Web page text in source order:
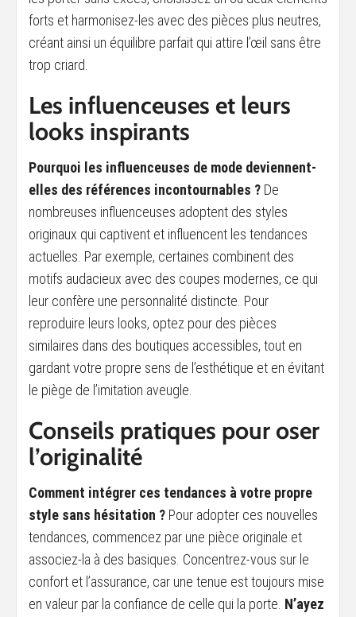
forts et harmonisez-les avec des pièces plus neutres,
créant ainsi un équilibre parfait qui attire l’œil sans être
trop criard.
Les influenceuses et leurs
looks inspirants
Pourquoi les influenceuses de mode deviennent-
elles des références incontournables ? De
nombreuses influenceuses adoptent des styles
originaux qui captivent et influencent les tendances
actuelles. Par exemple, certaines combinent des
motifs audacieux avec des coupes modernes, ce qui
leur confère une personnalité distincte. Pour
reproduire leurs looks, optez pour des pièces
similaires dans des boutiques accessibles, tout en
gardant votre propre sens de l’esthétique et en évitant
le piège de l’imitation aveugle.
Conseils pratiques pour oser
l’originalité
Comment intégrer ces tendances à votre propre
style sans hésitation ? Pour adopter ces nouvelles
tendances, commencez par une pièce originale et
associez-la à des basiques. Concentrez-vous sur le
confort et l’assurance, car une tenue est toujours mise
en valeur par la confiance de celle qui la porte. N’ayez